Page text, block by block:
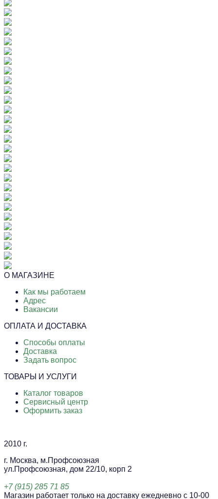
О МАГАЗИНЕ
Как мы работаем
Адрес
Вакансии
ОПЛАТА И ДОСТАВКА
Способы оплаты
Доставка
Задать вопрос
ТОВАРЫ И УСЛУГИ
Каталог товаров
Сервисный центр
Оформить заказ
2010 г.
г. Москва, м.Профсоюзная
ул.Профсоюзная, дом 22/10, корп 2
+7 (915) 285 71 85
Магазин работает только на доставку ежедневно с 10-00